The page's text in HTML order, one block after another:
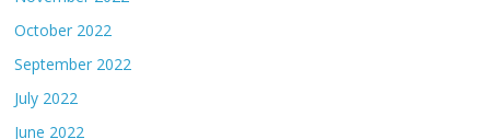
October 2022
September 2022
July 2022
June 2022